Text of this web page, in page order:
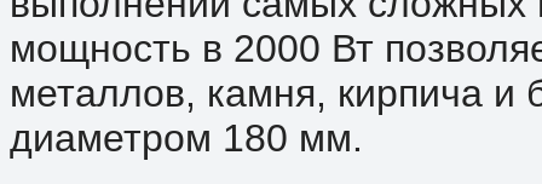
мощность в 2000 Вт
металлов, камня, кирпича и
диаметром 180 мм.